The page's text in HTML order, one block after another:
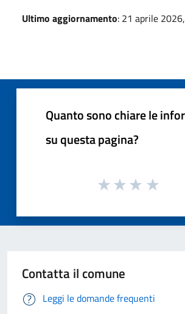
Ultimo aggiornamento: 21 aprile
Quanto sono chiare le
su questa pagina?
Contatta il comune
Leggi le domande frequenti